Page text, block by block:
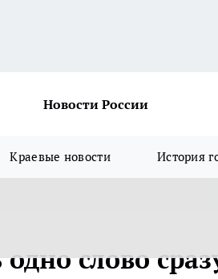
Новости России
Краевые новости История
слово